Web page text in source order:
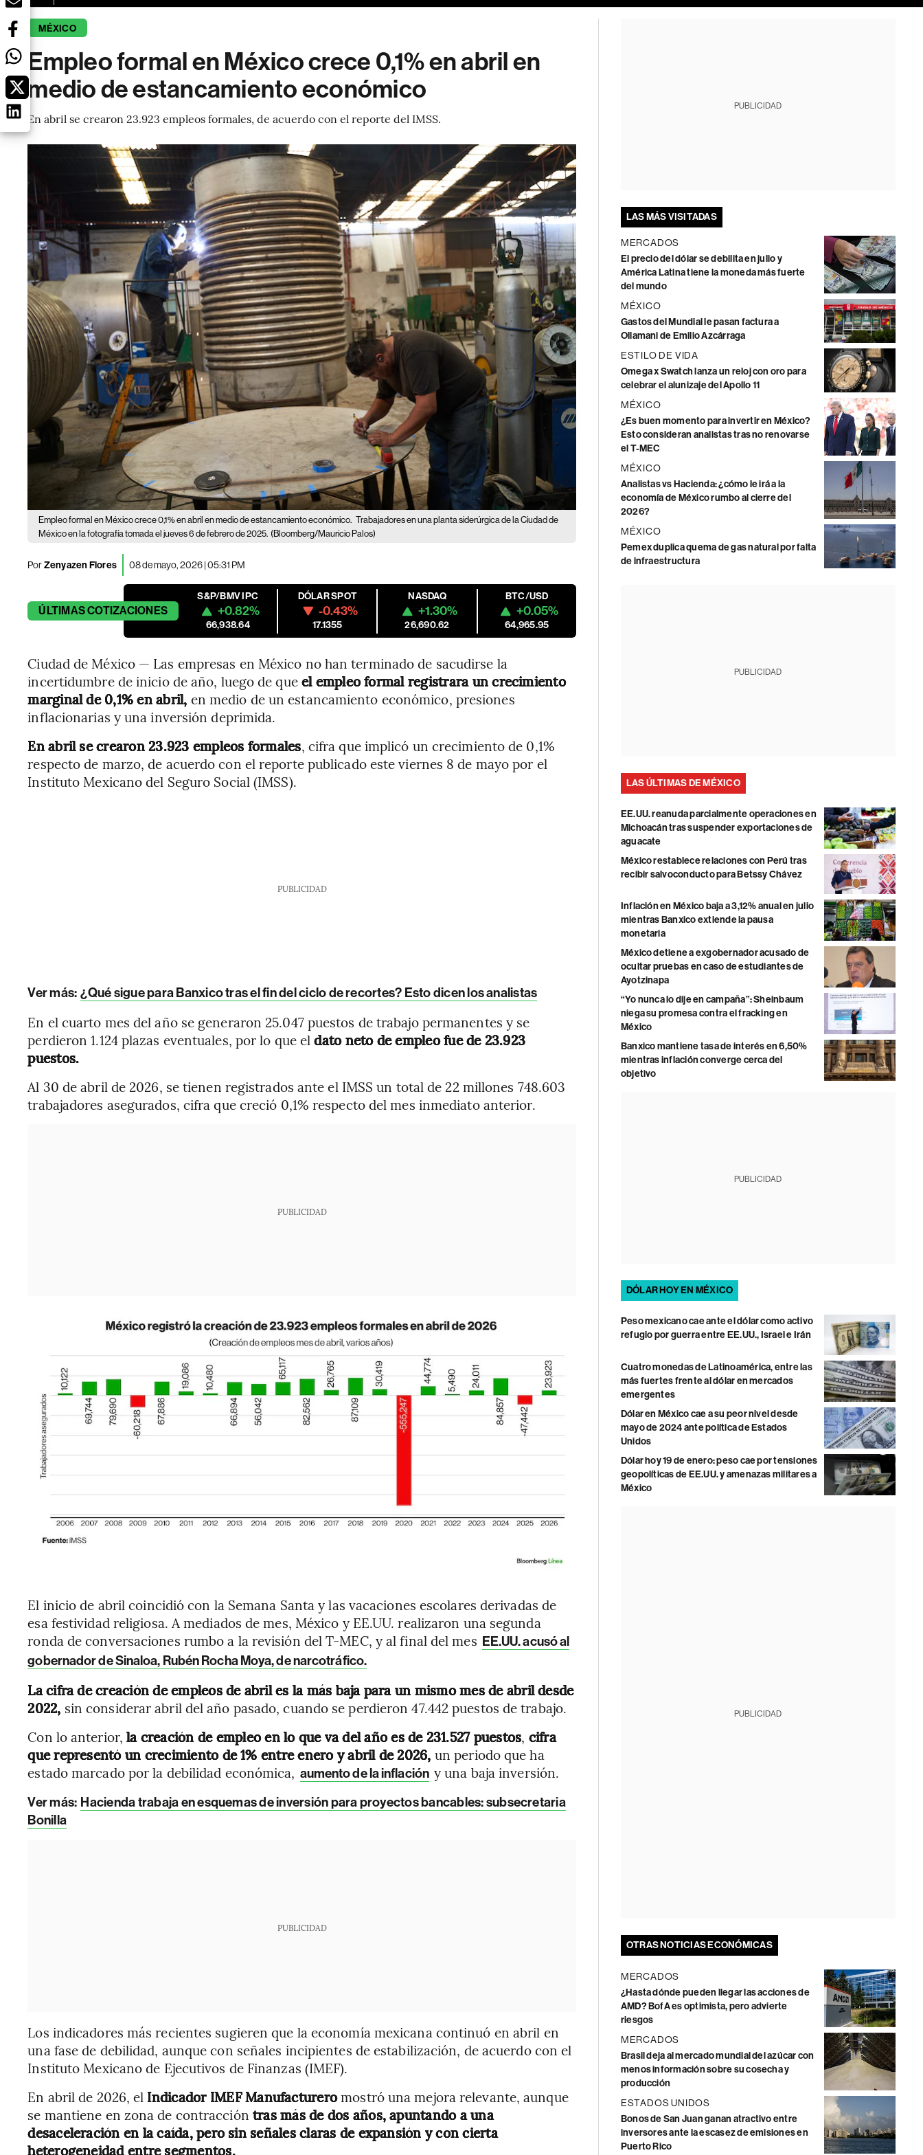
MÉXICO
Empleo formal en México crece 0,1% en abril en
medio de estancamiento económico
En abril se crearon 23.923 empleos formales, de acuerdo con el reporte del IMSS.
Empleo formal en México crece 0,1% en abril en medio de estancamiento económico. Trabajadores en una planta siderúrgica de la Ciudad de
México en la fotografía tomada el jueves 6 de febrero de 2025. (Bloomberg/Mauricio Palos)
PorZenyazen Flores 08 de mayo, 2026 | 05:31 PM
ÚLTIMASCOTIZACIONES
S&P/BMV IPC
+0.82%
66,938.64
DÓLAR SPOT
-0.43%
17.1355
NASDAQ
+1.30%
26,690.62
BTC/USD
+0.05%
64,965.95
Ciudad de México — Las empresas en México no han terminado de sacudirse la
incertidumbre de inicio de año, luego de queel empleo formal registrara un crecimiento
marginal de 0,1% en abril, en medio de un estancamiento económico, presiones
inflacionarias y una inversión deprimida.
En abril se crearon 23.923 empleos formales, cifra que implicó un crecimiento de 0,1%
respecto de marzo, de acuerdo con el reporte publicado este viernes 8 de mayo por el
Instituto Mexicano del Seguro Social (IMSS).
PUBLICIDAD
Ver más: ¿Qué sigue para Banxico tras el fin del ciclo de recortes? Esto dicen los analistas
En el cuarto mes del año se generaron 25.047 puestos de trabajo permanentes y se
perdieron 1.124 plazas eventuales, por lo que el dato neto de empleo fue de 23.923
puestos.
Al 30 de abril de 2026, se tienen registrados ante el IMSS un total de 22 millones 748.603
trabajadores asegurados, cifra que creció 0,1% respecto del mes inmediato anterior.
PUBLICIDAD
El inicio de abril coincidió con la Semana Santa y las vacaciones escolares derivadas de
esa festividad religiosa. A mediados de mes, México y EE.UU. realizaron una segunda
ronda de conversaciones rumbo a la revisión del T-MEC, y al final del mes EE.UU. acusó al
gobernador de Sinaloa, Rubén Rocha Moya, de narcotráfico.
La cifra de creación de empleos de abril es la más baja para un mismo mes de abril desde
2022, sin considerar abril del año pasado, cuando se perdieron 47.442 puestos de trabajo.
Con lo anterior,la creación de empleo en lo que va del año es de 231.527 puestos, cifra
que representó un crecimiento de 1% entre enero y abril de 2026, un periodo que ha
estado marcado por la debilidad económica, aumento de la inflación y una baja inversión.
Ver más: Hacienda trabaja en esquemas de inversión para proyectos bancables: subsecretaria
Bonilla
PUBLICIDAD
Los indicadores más recientes sugieren que la economía mexicana continuó en abril en
una fase de debilidad, aunque con señales incipientes de estabilización, de acuerdo con el
Instituto Mexicano de Ejecutivos de Finanzas (IMEF).
En abril de 2026, el Indicador IMEF Manufactureromostró una mejora relevante, aunque
se mantiene en zona de contracción tras más de dos años, apuntando a una
desaceleración en la caída, pero sin señales claras de expansión y con cierta
heterogeneidad entre segmentos.
PUBLICIDAD
LAS MÁS VISITADAS
MERCADOS
El precio del dólar se debilita en julio y
América Latina tiene la moneda más fuerte
del mundo
MÉXICO
Gastos del Mundial le pasan factura a
Ollamani de Emilio Azcárraga
ESTILO DE VIDA
Omega x Swatch lanza un reloj con oro para
celebrar el alunizaje del Apollo 11
MÉXICO
¿Es buen momento para invertir en México?
Esto consideran analistas tras no renovarse
el T-MEC
MÉXICO
Analistas vs Hacienda: ¿cómo le irá a la
economía de México rumbo al cierre del
2026?
MÉXICO
Pemex duplica quema de gas natural por falta
de infraestructura
PUBLICIDAD
LAS ÚLTIMAS DE MÉXICO
EE.UU. reanuda parcialmente operaciones en
Michoacán tras suspender exportaciones de
aguacate
México restablece relaciones con Perú tras
recibir salvoconducto para Betssy Chávez
Inflación en México baja a 3,12% anual en julio
mientras Banxico extiende la pausa
monetaria
México detiene a exgobernador acusado de
ocultar pruebas en caso de estudiantes de
Ayotzinapa
“Yo nunca lo dije en campaña”: Sheinbaum
niega su promesa contra el fracking en
México
Banxico mantiene tasa de interés en 6,50%
mientras inflación converge cerca del
objetivo
PUBLICIDAD
DÓLAR HOY EN MÉXICO
Peso mexicano cae ante el dólar como activo
refugio por guerra entre EE.UU., Israel e Irán
Cuatro monedas de Latinoamérica, entre las
más fuertes frente al dólar en mercados
emergentes
Dólar en México cae a su peor nivel desde
mayo de 2024 ante política de Estados
Unidos
Dólar hoy 19 de enero: peso cae por tensiones
geopolíticas de EE.UU. y amenazas militares a
México
PUBLICIDAD
OTRAS NOTICIAS ECONÓMICAS
MERCADOS
¿Hasta dónde pueden llegar las acciones de
AMD? BofA es optimista, pero advierte
riesgos
MERCADOS
Brasil deja al mercado mundial del azúcar con
menos información sobre su cosecha y
producción
ESTADOS UNIDOS
Bonos de San Juan ganan atractivo entre
inversores ante la escasez de emisiones en
Puerto Rico